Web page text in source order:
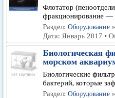
Флотатор
фракционирование —
Раздел: Оборудование »
Дата: Январь 2017 •
Биологическая
морском
Биологические
бактерий, которые
Раздел: Оборудование »